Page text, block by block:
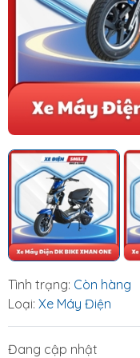
Tình trạng: Còn hàng
Loại: Xe Máy Điện
Đang cập nhật